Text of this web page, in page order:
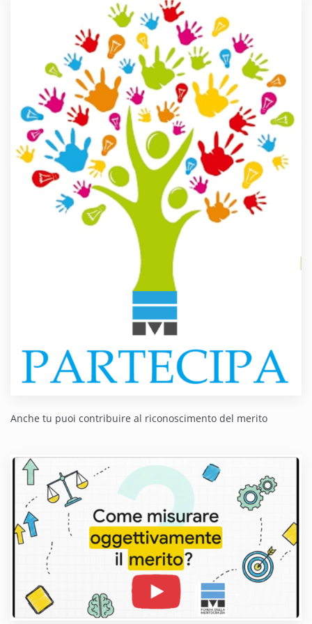
Anche tu puoi contribuire al riconoscimento del merito